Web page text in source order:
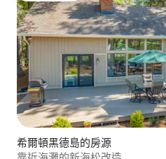
希爾頓黑德島的房源